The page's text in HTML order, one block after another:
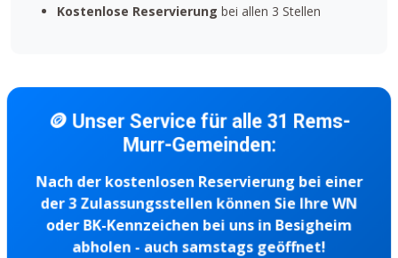
Kostenlose Reservierung bei allen 3 Stellen
🪙 Unser Service für alle 31 Rems-
Murr-Gemeinden:
Nach der kostenlosen Reservierung bei einer
der 3 Zulassungsstellen können Sie Ihre WN
oder BK-Kennzeichen bei uns in Besigheim
abholen - auch samstags geöffnet!